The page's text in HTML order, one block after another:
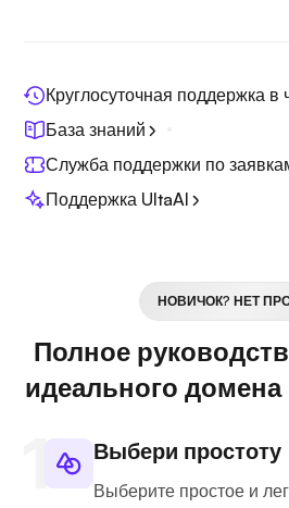
Круглосуточная поддержка в
База знаний
Служба поддержки по
Поддержка UltaAI
НОВИЧОК? НЕТ
Полное
идеального
Выбери простоту
Выберите простое и